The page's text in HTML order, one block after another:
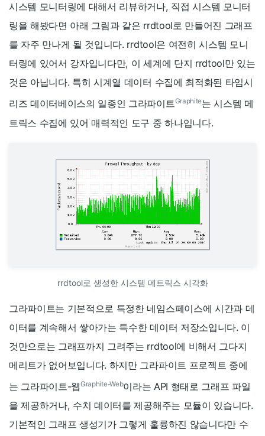
시스템 모니터링에 대해서 리뷰하거나, 직접 시스템 모니터
링을 해봤다면 아래 그림과 같은 rrdtool로 만들어진 그래프
를 자주 만나게 될 것입니다. rrdtool은 여전히 시스템 모니
터링에 있어서 강자입니다만, 이 세계에 단지 rrdtool만 있는
것은 아닙니다. 특히 시계열 데이터 수집에 최적화된 타임시
리즈 데이터베이스의 일종인 그라파이트Graphite는 시스템 메
트릭스 수집에 있어 매력적인 도구 중 하나입니다.
rrdtool로 생성한 시스템 메트릭스 시각화
그라파이트는 기본적으로 특정한 네임스페이스에 시간과 데
이터를 계속해서 쌓아가는 특수한 데이터 저장소입니다. 이
것만으로는 그래프까지 그려주는 rrdtool에 비해서 그다지
메리트가 없어보입니다. 하지만 그라파이트 프로젝트 중에
는 그라파이트-웹Graphite-Web이라는 API 형태로 그래프 파일
을 제공하거나, 수치 데이터를 제공해주는 모듈이 있습니다.
기본적인 그래프 생성기가 그렇게 훌륭하진 않습니다만 수